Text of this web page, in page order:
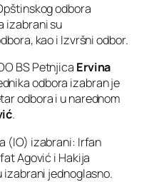
odbora
izabrani su
kao i Izvršni odbor.
BS Petnjica Ervina
odbora izabran je
odbora i u narednom
.
(IO) izabrani: Irfan
Agović i Hakija
jednoglasno.